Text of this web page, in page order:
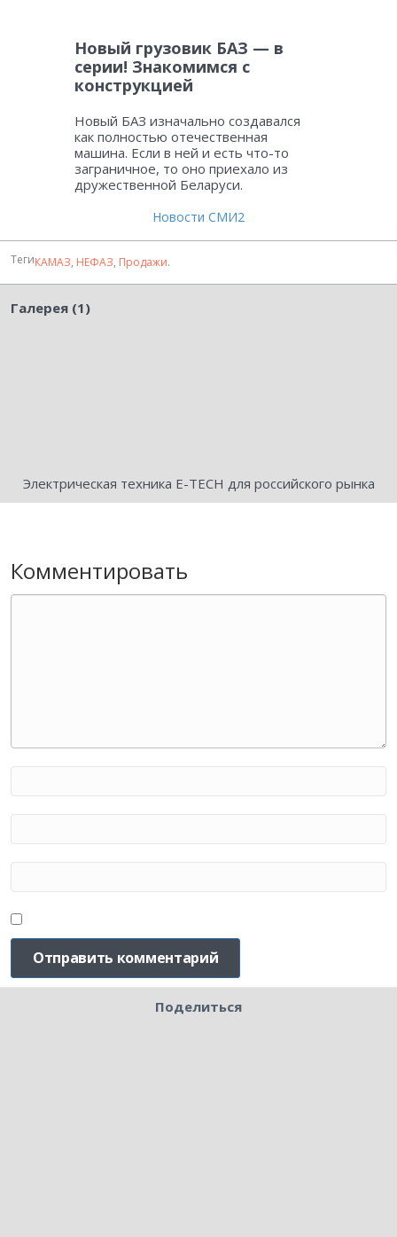
Новый грузовик БАЗ — в
серии! Знакомимся с
конструкцией
Новый БАЗ изначально создавался
как полностью отечественная
машина. Если в ней и есть что-то
заграничное, то оно приехало из
дружественной Беларуси.
Новости СМИ2
ТегиКАМАЗ, НЕФАЗ, Продажи.
Галерея (1)
Электрическая техника E-TECH для российского рынка
Комментировать
Поделиться